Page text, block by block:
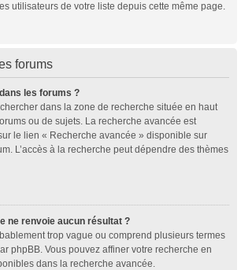
utilisateurs de votre liste depuis cette même page.
forums
les forums ?
dans la zone de recherche située en haut
ou de sujets. La recherche avancée est
le lien « Recherche avancée » disponible sur
L’accès à la recherche peut dépendre des thèmes
ne renvoie aucun résultat ?
trop vague ou comprend plusieurs termes
phpBB. Vous pouvez affiner votre recherche en
dans la recherche avancée.